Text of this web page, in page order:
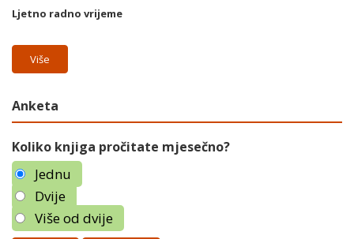
Ljetno radno vrijeme
Više
Anketa
Koliko knjiga pročitate mjesečno?
Jednu
Dvije
Više od dvije